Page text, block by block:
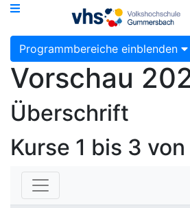
Programmbereiche einblenden
Vorschau
Überschrift
Kurse 1 bis 3